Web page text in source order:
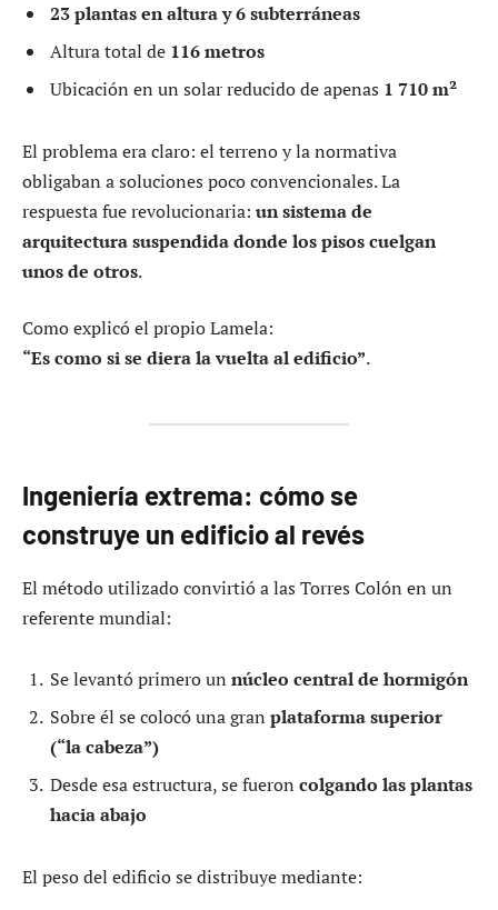
23 plantas en altura y 6 subterráneas
Altura total de 116 metros
Ubicación en un solar reducido de apenas 1 710 m²
El problema era claro: el terreno y la normativa
obligaban a soluciones poco convencionales. La
respuesta fue revolucionaria: un sistema de
arquitectura suspendida donde los pisos cuelgan
unos de otros.
Como explicó el propio Lamela:
“Es como si se diera la vuelta al edificio”.
Ingeniería extrema: cómo se
construye un edificio al revés
El método utilizado convirtió a las Torres Colón en un
referente mundial:
Se levantó primero un núcleo central de hormigón
Sobre él se colocó una gran plataforma superior
(“la cabeza”)
Desde esa estructura, se fueron colgando las plantas
hacia abajo
El peso del edificio se distribuye mediante: